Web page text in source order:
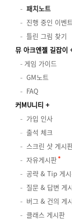
패치노트
진행 중인 이벤
틀린 그림 찾기
뮤 아크엔젤 길잡이
게임 가이드
GM노트
FAQ
커MU니티
가입 인사
출석 체크
스크린 샷 게시
자유게시판
공략 & Tip 게
질문 & 답변 게
버그 & 건의 게
클래스 게시판